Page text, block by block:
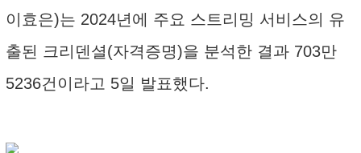
이효은)는 2024년에 주요 스트리밍 서비스의 유
출된 크리덴셜(자격증명)을 분석한 결과 703만
5236건이라고 5일 발표했다.